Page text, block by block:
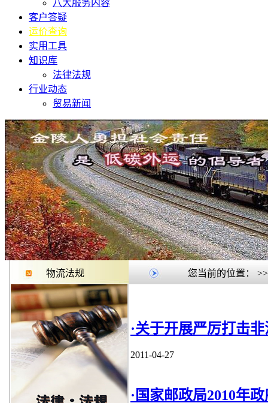
八大服务内容
客户答疑
运价查询
实用工具
知识库
法律法规
行业动态
贸易新闻
物流法规 您当前的位置：
·关于开展严厉打击
2011-04-27
·国家邮政局2010年